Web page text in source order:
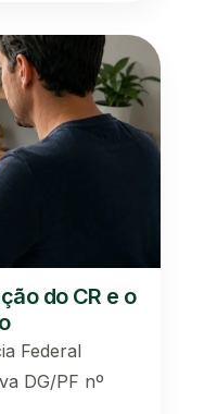
do CR e o
Federal
DG/PF nº